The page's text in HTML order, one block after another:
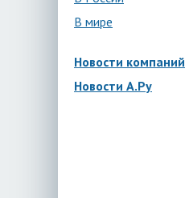
В мире
Новости компаний
Новости А.Ру